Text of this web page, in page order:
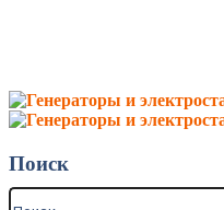
Поиск